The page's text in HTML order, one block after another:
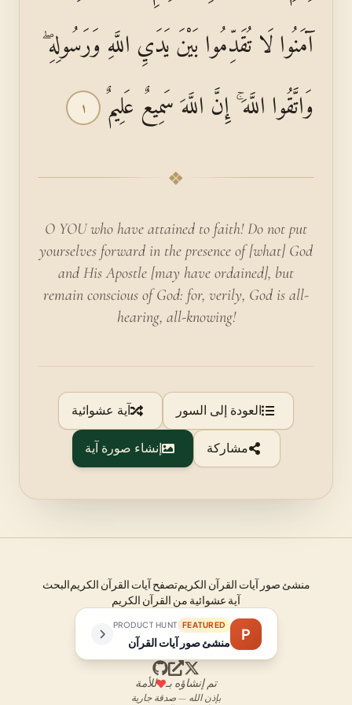
آمَنُوا لَا تُقَدِّمُوا بَيْنَ يَدَيِ اللَّهِ وَرَسُولِهِ ۖ
وَاتَّقُوا اللَّهَ ۚ إِنَّ اللَّهَ سَمِيعٌ عَلِيمٌ ١
❖
O YOU who have attained to faith! Do not put
yourselves forward in the presence of [what] God
and His Apostle [may have ordained], but
remain conscious of God: for, verily, God is all-
hearing, all-knowing!
العودة إلى السور آية عشوائية
مشاركة إنشاء صورة آية
منشئ صور آيات القرآن الكريمتصفح آيات القرآن الكريمالبحث
آية عشوائية من القرآن الكريم
P
FEATURED
PRODUCT HUNT
منشئ صور آيات القرآن
تم إنشاؤه بـ للأمة
بإذن الله — صدقة جارية